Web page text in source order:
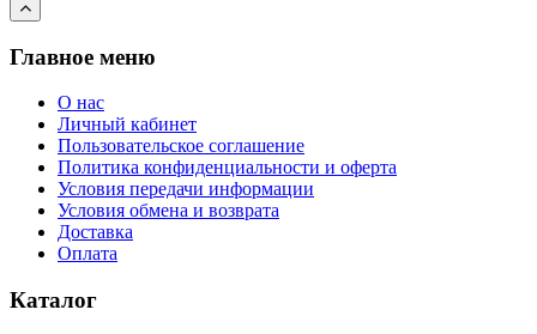
Главное меню
О нас
Личный кабинет
Пользовательское соглашение
Политика конфиденциальности и оферта
Условия передачи информации
Условия обмена и возврата
Доставка
Оплата
Каталог